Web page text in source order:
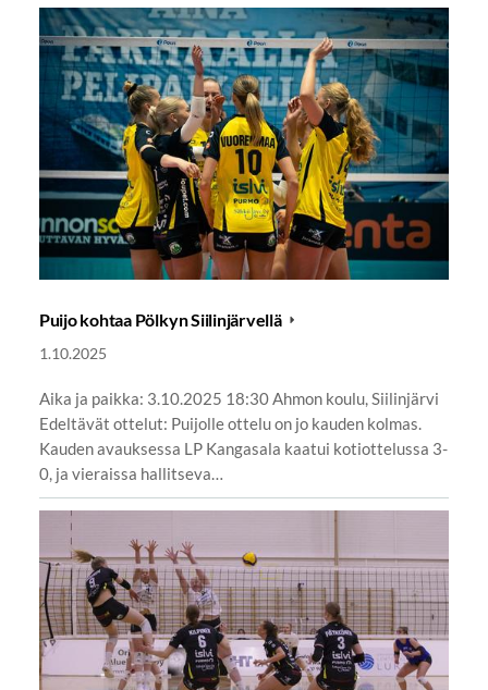
Puijo kohtaa Pölkyn Siilinjärvellä
1.10.2025
Aika ja paikka: 3.10.2025 18:30 Ahmon koulu, Siilinjärvi
Edeltävät ottelut: Puijolle ottelu on jo kauden kolmas.
Kauden avauksessa LP Kangasala kaatui kotiottelussa 3-
0, ja vieraissa hallitseva…